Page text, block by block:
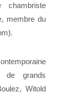
chambriste
membre du
de grands
Witold